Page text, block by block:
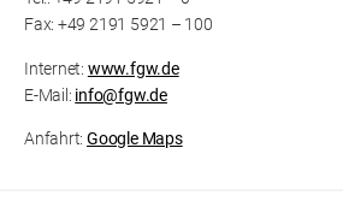
Fax: +49 2191 5921 – 100
Internet: www.fgw.de
E-Mail: info@fgw.de
Anfahrt:Google Maps